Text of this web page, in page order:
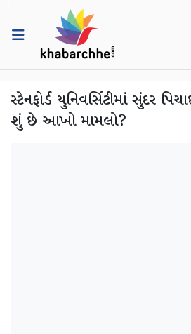
સ્ટેનફોર્ડ યુનિવર્સિટીમાં સુંદર
શું છે આખો મામલો?